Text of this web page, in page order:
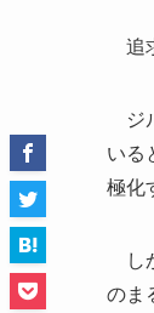
追
ジ
いる
極化
し
のま